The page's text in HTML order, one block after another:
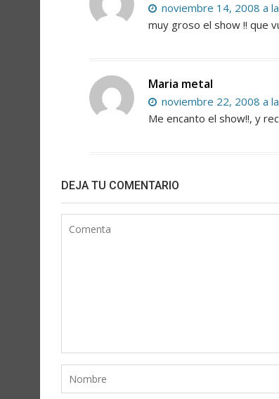
noviembre 14, 2008 a
muy groso el show !! que
Maria metal
noviembre 22, 2008 a
Me encanto el show!!, y
DEJA TU COMENTARIO